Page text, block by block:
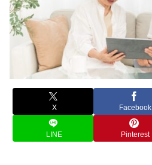
X Facebook
LINE Pinterest